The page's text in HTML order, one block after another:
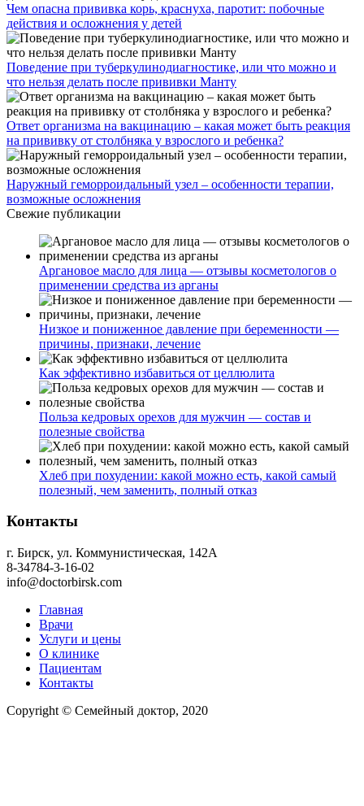
Чем опасна прививка корь, краснуха, паротит: побочные
действия и осложнения у детей
Поведение при туберкулинодиагностике, или что можно и
что нельзя делать после прививки Манту
Ответ организма на вакцинацию – какая может быть реакция
на прививку от столбняка у взрослого и ребенка?
Наружный геморроидальный узел – особенности терапии,
возможные осложнения
Свежие публикации
Аргановое масло для лица — отзывы косметологов о
применении средства из арганы
Низкое и пониженное давление при беременности —
причины, признаки, лечение
Как эффективно избавиться от целлюлита
Польза кедровых орехов для мужчин — состав и
полезные свойства
Хлеб при похудении: какой можно есть, какой самый
полезный, чем заменить, полный отказ
Контакты
г. Бирск, ул. Коммунистическая, 142А
8-34784-3-16-02
info@doctorbirsk.com
Главная
Врачи
Услуги и цены
О клинике
Пациентам
Контакты
Copyright © Семейный доктор, 2020